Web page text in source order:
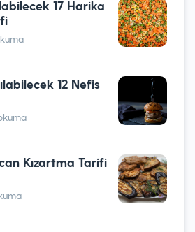
17 Harika
12 Nefis
Kızartma Tarifi